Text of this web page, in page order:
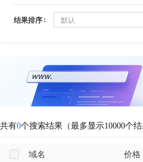
结果排序 默认
共有0个搜索结果（最多显示10000个结
域名 价格